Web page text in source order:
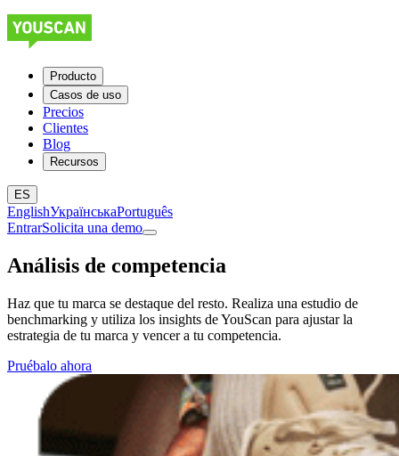
Producto
Casos de uso
Precios
Clientes
Blog
Recursos
ES
EnglishУкраїнськаPortuguês
EntrarSolicita una demo
Análisis de competencia
Haz que tu marca se destaque del resto. Realiza una estudio de
benchmarking y utiliza los insights de YouScan para ajustar la
estrategia de tu marca y vencer a tu competencia.
Pruébalo ahora